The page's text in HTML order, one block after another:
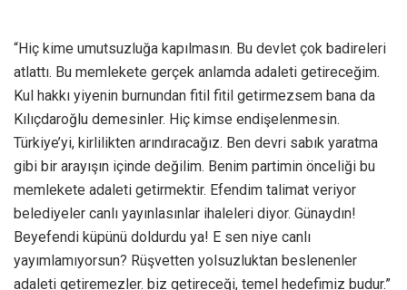
“Hiç kime umutsuzluğa kapılmasın. Bu devlet çok badireleri
atlattı. Bu memlekete gerçek anlamda adaleti getireceğim.
Kul hakkı yiyenin burnundan fitil fitil getirmezsem bana da
Kılıçdaroğlu demesinler. Hiç kimse endişelenmesin.
Türkiye’yi, kirlilikten arındıracağız. Ben devri sabık yaratma
gibi bir arayışın içinde değilim. Benim partimin önceliği bu
memlekete adaleti getirmektir. Efendim talimat veriyor
belediyeler canlı yayınlasınlar ihaleleri diyor. Günaydın!
Beyefendi küpünü doldurdu ya! E sen niye canlı
yayımlamıyorsun? Rüşvetten yolsuzluktan beslenenler
adaleti getiremezler. biz getireceği, temel hedefimiz budur.”